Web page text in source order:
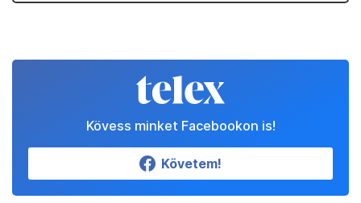
Kövess minket Facebookon is!
Követem!